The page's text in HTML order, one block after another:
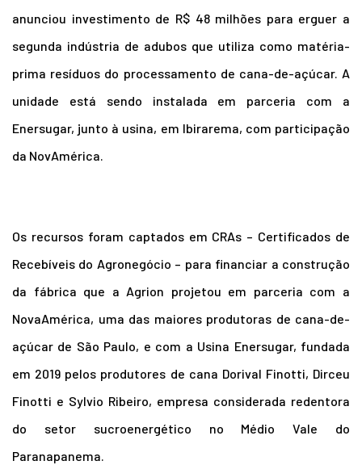
anunciou investimento de R$ 48 milhões para erguer a
segunda indústria de adubos que utiliza como matéria-
prima resíduos do processamento de cana-de-açúcar. A
unidade está sendo instalada em parceria com a
Enersugar, junto à usina, em Ibirarema, com participação
da NovAmérica.
Os recursos foram captados em CRAs – Certificados de
Recebíveis do Agronegócio – para financiar a construção
da fábrica que a Agrion projetou em parceria com a
NovaAmérica, uma das maiores produtoras de cana-de-
açúcar de São Paulo, e com a Usina Enersugar, fundada
em 2019 pelos produtores de cana Dorival Finotti, Dirceu
Finotti e Sylvio Ribeiro, empresa considerada redentora
do setor sucroenergético no Médio Vale do
Paranapanema.